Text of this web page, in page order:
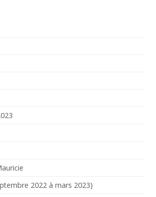
2022 à mars 2023)